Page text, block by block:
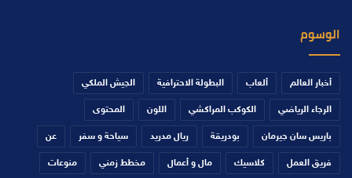
الوسوم
أخبار العالم ألعاب البطولة الاحترافية الجيش الملكي
الرجاء الرياضي الكوكب المراكشي اللون المحتوى
باريس سان جيرمان بودريقة ريال مدريد سياحة و سفر عن
فريق العمل كلاسيك مال و أعمال مخطط زمني منوعات